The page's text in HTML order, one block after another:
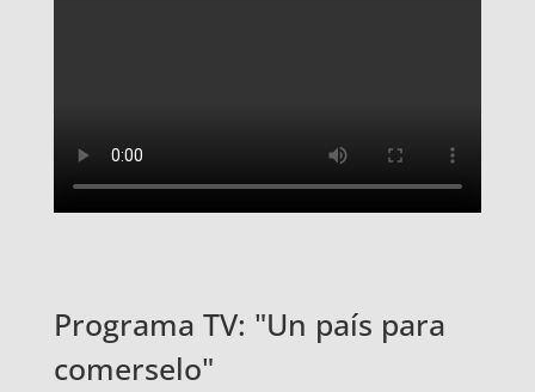
Programa TV: "Un país para
comerselo"